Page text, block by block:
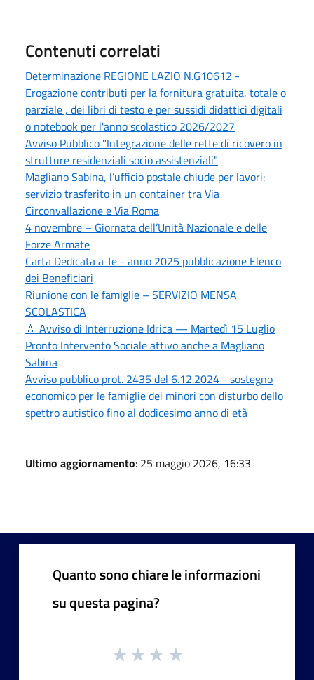
Contenuti correlati
Determinazione REGIONE LAZIO N.G10612 -
Erogazione contributi per la fornitura gratuita, totale o
parziale , dei libri di testo e per sussidi didattici digitali
o notebook per l'anno scolastico 2026/2027
Avviso Pubblico "Integrazione delle rette di ricovero in
strutture residenziali socio assistenziali"
Magliano Sabina, l’ufficio postale chiude per lavori:
servizio trasferito in un container tra Via
Circonvallazione e Via Roma
4 novembre – Giornata dell’Unità Nazionale e delle
Forze Armate
Carta Dedicata a Te - anno 2025 pubblicazione Elenco
dei Beneficiari
Riunione con le famiglie – SERVIZIO MENSA
SCOLASTICA
💧 Avviso di Interruzione Idrica — Martedì 15 Luglio
Pronto Intervento Sociale attivo anche a Magliano
Sabina
Avviso pubblico prot. 2435 del 6.12.2024 - sostegno
economico per le famiglie dei minori con disturbo dello
spettro autistico fino al dodicesimo anno di età
Ultimo aggiornamento: 25 maggio 2026, 16:33
Quanto sono chiare le informazioni
su questa pagina?